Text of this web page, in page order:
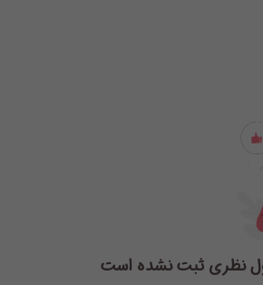
نظری ثبت نشده است